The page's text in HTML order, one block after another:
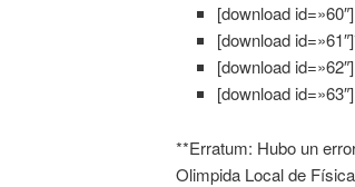
[download id=»60″]
[download
[download id=»62″]
[download id=»63″]
**Erratum: Hubo un
Olimpida Local de